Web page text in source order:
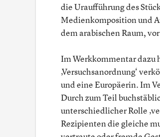
die Uraufführung des
Medienkomposition und
dem arabischen Raum,
Im Werkkommentar dazu
‚Versuchsanordnung‘
und eine Europäerin. Im
Durch zum Teil
unterschiedlicher Rolle
Rezipienten die gleiche